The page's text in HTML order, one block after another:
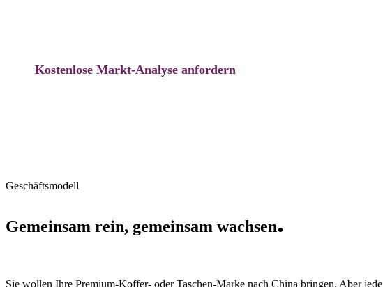
Kostenlose Markt-Analyse anfordern
Geschäftsmodell
Gemeinsam rein, gemeinsam wachsen.
Sie wollen Ihre Premium-Koffer- oder Taschen-Marke nach China bringen. Aber